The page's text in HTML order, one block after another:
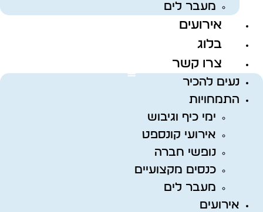
מעבר לים
אירועים
בלוג
צרו קשר
נעים להכיר
התמחויות
ימי כיף וגיבוש
אירועי קונספט
נופשי חברה
כנסים מקצועיים
מעבר לים
אירועים